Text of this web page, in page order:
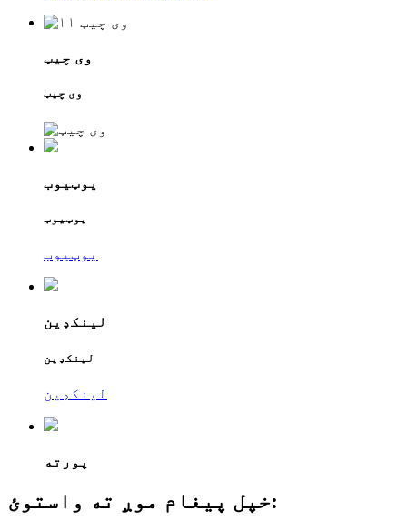
وی چیټ
وی چیټ
یوټیوب
یوټیوب
یوټیوب
لینکډین
لینکډین
لینکډین
پورته
خپل پیغام موږ ته واستوئ: